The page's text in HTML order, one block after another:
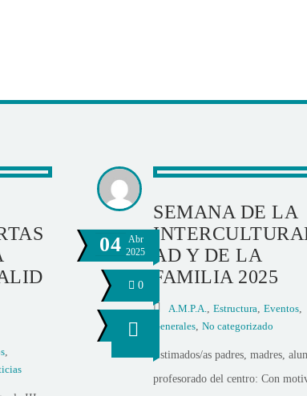
,
04
Abr
2025
0
SEMANA DE LA
AD Y DE LA
FAMILIA 2025
A.M.P.A.,Estructura,Eventos,
Generales,No categorizado
Estimados/as padres, madres,
profesorado del centro: Con